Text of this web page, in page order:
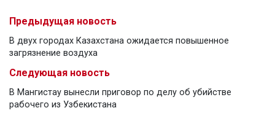
Предыдущая новость
В двух городах Казахстана ожидается повышенное
загрязнение воздуха
Следующая новость
В Мангистау вынесли приговор по делу об убийстве
рабочего из Узбекистана